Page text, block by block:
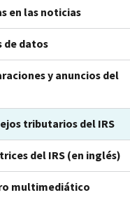
en las noticias
de datos
y anuncios del
tributarios del IRS
del IRS (en inglés)
multimediático